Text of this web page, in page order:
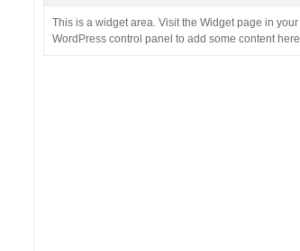
This is a widget area. Visit the Widget page in your
WordPress control panel to add some content here